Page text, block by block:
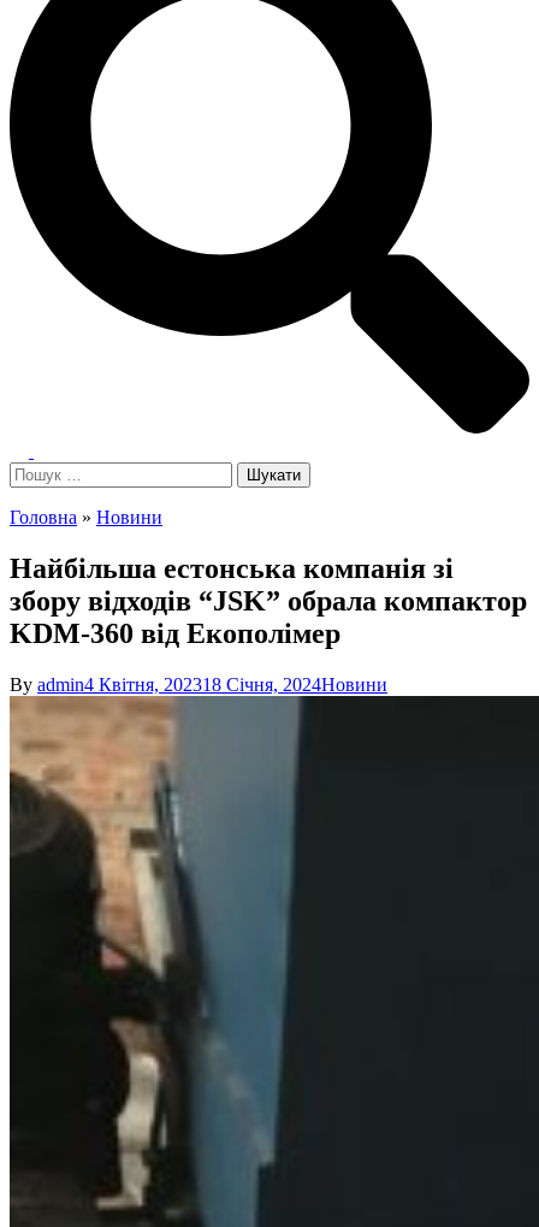
menu
Пошук:
Головна » Новини
Найбільша естонська компанія зі
збору відходів “JSK” обрала компактор
KDM-360 від Екополімер
By admin4 Квітня, 202318 Січня, 2024Новини